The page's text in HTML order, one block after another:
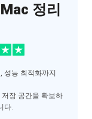
정리
성능 최적화까지
장 공간을 확보하
다.